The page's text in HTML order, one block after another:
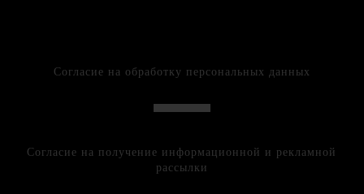
Согласие на обработку персональных данных
Согласие на получение информационной и рекламной
рассылки